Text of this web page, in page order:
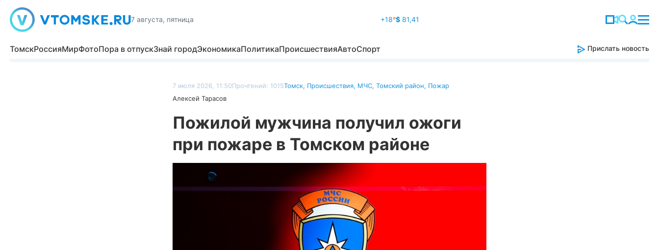
7 августа, пятница +18°$81,41
ТомскРоссияМирФотоПора в отпускЗнай городЭкономикаПолитикаПроисшествияАвтоСпорт Прислать новость
7 июля 2026, 11:50Прочтений: 1015Томск, Происшествия, МЧС, Томский район, Пожар
Алексей Тарасов
Пожилой мужчина получил ожоги
при пожаре в Томском районе